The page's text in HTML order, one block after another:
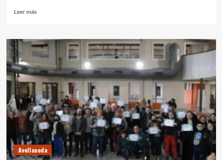
Leer másLeer
Ferraresi
y
Chornobroff
inauguraron
el
Centro
de
Formación
para
la
Economía
Popular
Avellaneda